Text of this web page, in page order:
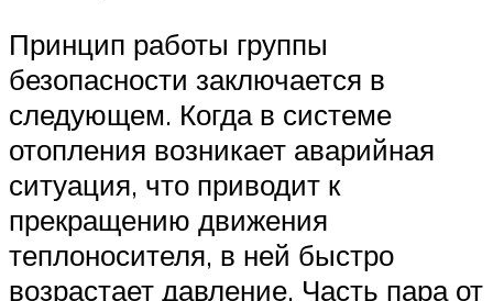
Принцип работы группы
безопасности заключается в
следующем. Когда в системе
отопления возникает аварийная
ситуация, что приводит к
прекращению движения
теплоносителя, в ней быстро
возрастает давление. Часть пара от